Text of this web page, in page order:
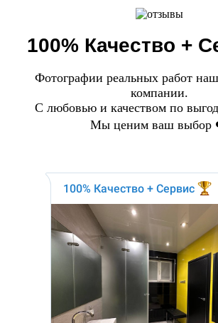
100% Качество +
Фотографии реальных работ
компании.
С любовью и качеством по
Мы ценим ваш